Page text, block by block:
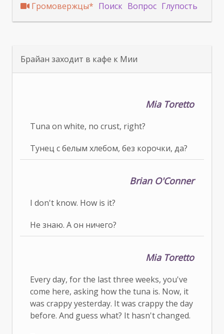
Громовержцы* Поиск Вопрос Глупость
Брайан заходит в кафе к Мии
Mia Toretto
Tuna on white, no crust, right?
Тунец с белым хлебом, без корочки, да?
Brian O'Conner
I don't know. How is it?
Не знаю. А он ничего?
Mia Toretto
Every day, for the last three weeks, you've
come here, asking how the tuna is. Now, it
was crappy yesterday. It was crappy the day
before. And guess what? It hasn't changed.